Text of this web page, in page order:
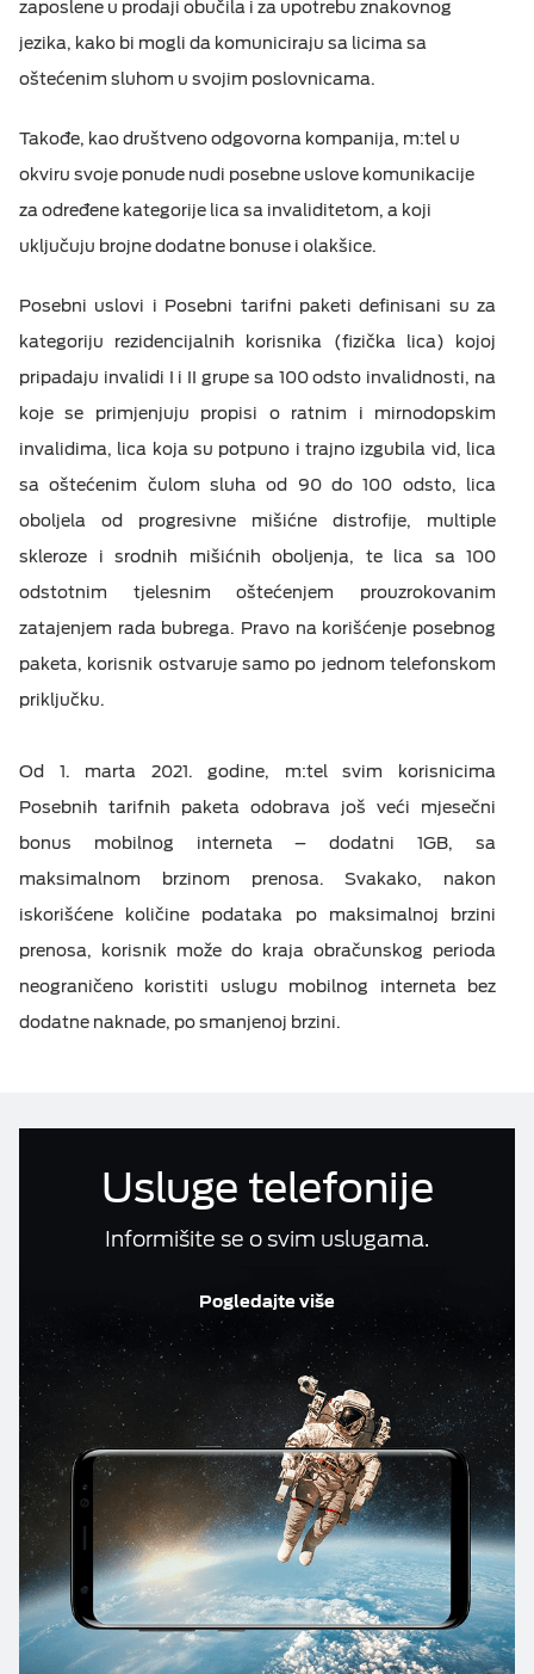
ESIM TRAVEL & TURIST
Računi i reklamacije
Telefonski imenik
DOKUMENTA
M:TEL APLIKACIJE
KONTAKT
zaposlene u prodaji obučila i za upotrebu znakovnog
jezika, kako bi mogli da komuniciraju sa licima sa
oštećenim sluhom u svojim poslovnicama.
Takođe, kao društveno odgovorna kompanija, m:tel u
okviru svoje ponude nudi posebne uslove komunikacije
za određene kategorije lica sa invaliditetom, a koji
uključuju brojne dodatne bonuse i olakšice.
Posebni uslovi i Posebni tarifni paketi definisani su za
kategoriju rezidencijalnih korisnika (fizička lica) kojoj
pripadaju invalidi I i II grupe sa 100 odsto invalidnosti, na
koje se primjenjuju propisi o ratnim i mirnodopskim
invalidima, lica koja su potpuno i trajno izgubila vid, lica
sa oštećenim čulom sluha od 90 do 100 odsto, lica
oboljela od progresivne mišićne distrofije, multiple
skleroze i srodnih mišićnih oboljenja, te lica sa 100
odstotnim tjelesnim oštećenjem prouzrokovanim
zatajenjem rada bubrega. Pravo na korišćenje posebnog
paketa, korisnik ostvaruje samo po jednom telefonskom
priključku.
Od 1. marta 2021. godine, m:tel svim korisnicima
Posebnih tarifnih paketa odobrava još veći mjesečni
bonus mobilnog interneta – dodatni 1GB, sa
maksimalnom brzinom prenosa. Svakako, nakon
iskorišćene količine podataka po maksimalnoj brzini
prenosa, korisnik može do kraja obračunskog perioda
neograničeno koristiti uslugu mobilnog interneta bez
dodatne naknade, po smanjenoj brzini.
Usluge telefonije
Informišite se o svim uslugama.
Pogledajte više